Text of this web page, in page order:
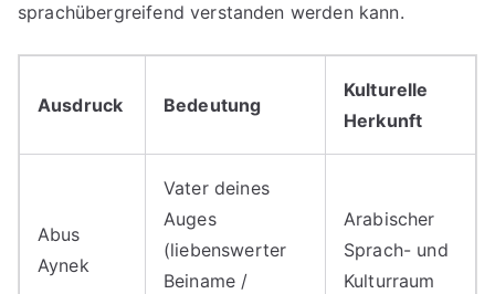
sprachübergreifend verstanden werden kann.
Ausdruck Bedeutung
Kulturelle
Herkunft
Abus
Aynek
Vater deines
Auges
(liebenswerter
Beiname /
Arabischer
Sprach- und
Kulturraum